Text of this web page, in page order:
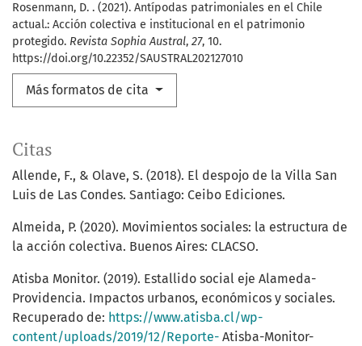
Rosenmann, D. . (2021). Antípodas patrimoniales en el Chile
actual.: Acción colectiva e institucional en el patrimonio
protegido. Revista Sophia Austral, 27, 10.
https://doi.org/10.22352/SAUSTRAL202127010
Más formatos de cita
Citas
Allende, F., & Olave, S. (2018). El despojo de la Villa San
Luis de Las Condes. Santiago: Ceibo Ediciones.
Almeida, P. (2020). Movimientos sociales: la estructura de
la acción colectiva. Buenos Aires: CLACSO.
Atisba Monitor. (2019). Estallido social eje Alameda-
Providencia. Impactos urbanos, económicos y sociales.
Recuperado de: https://www.atisba.cl/wp-
content/uploads/2019/12/Reporte- Atisba-Monitor-